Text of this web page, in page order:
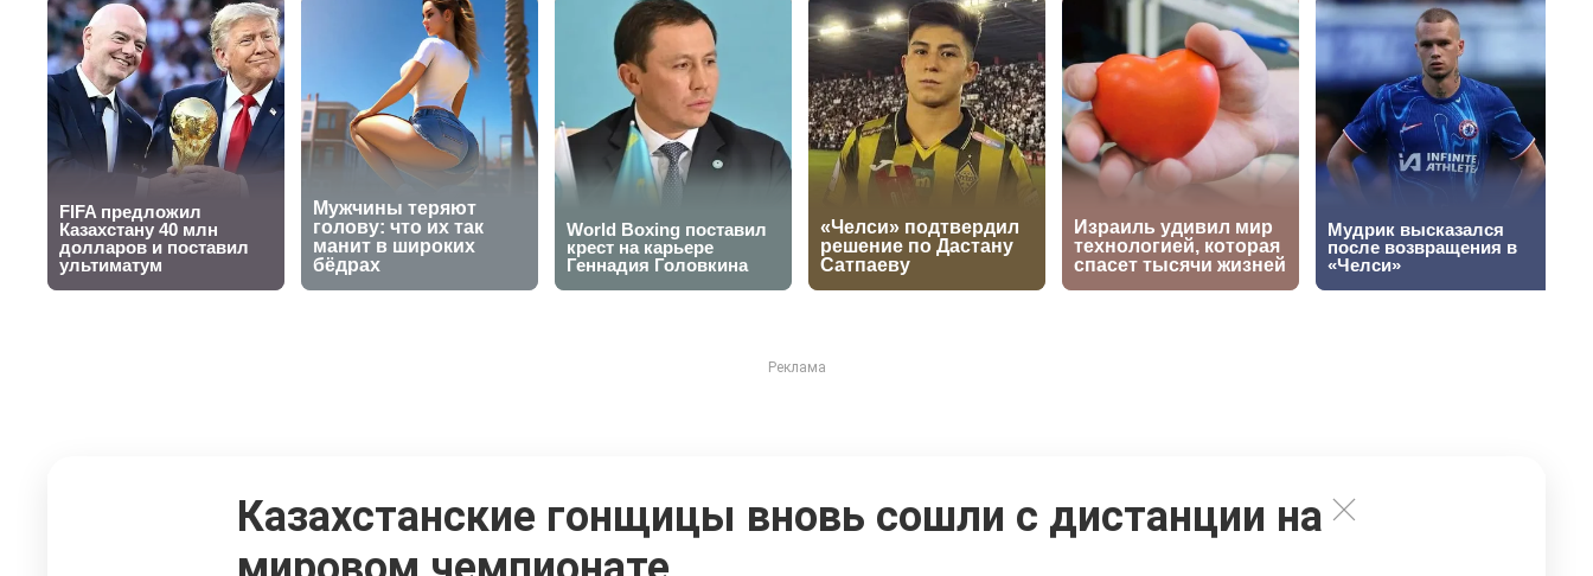
Казахстанские гонщицы вновь сошли с дистанции на